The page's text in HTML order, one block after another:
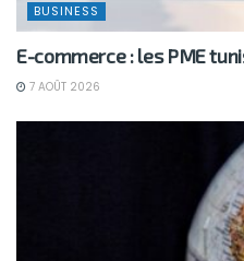
BUSINESS
E-commerce : les PME
7 AOÛT 2026